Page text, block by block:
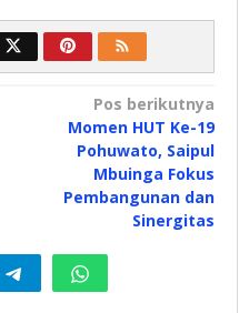
Pos berikutnya
Momen HUT Ke-19
Pohuwato, Saipul
Mbuinga Fokus
Pembangunan dan
Sinergitas